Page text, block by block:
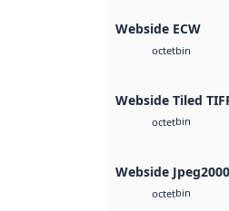
Webside ECW
octetbin
Webside Tiled
octetbin
Webside Jpeg2000
octetbin